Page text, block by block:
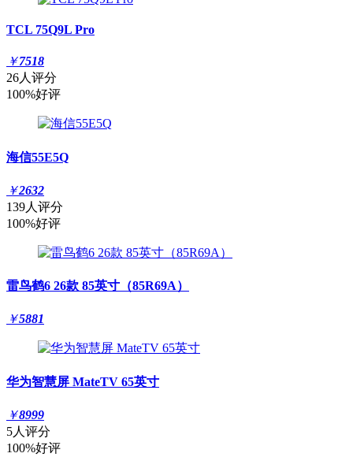
TCL 75Q9L Pro
￥7518
26人评分
100%好评
海信55E5Q
￥2632
139人评分
100%好评
雷鸟鹤6 26款 85英寸（85R69A）
￥5881
华为智慧屏 MateTV 65英寸
￥8999
5人评分
100%好评